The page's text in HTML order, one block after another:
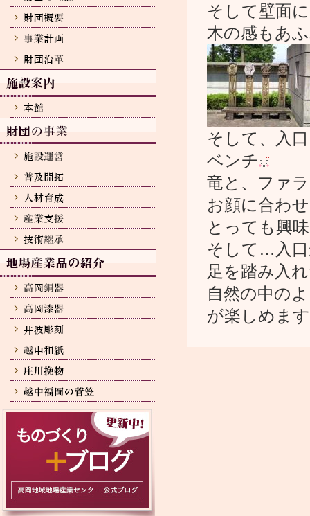
そして壁面
木の感もあ
そして、入
ベンチ
竜と、ファ
お顔に合わ
とっても興
そして…入口
足を踏み入
自然の中の
が楽しめま